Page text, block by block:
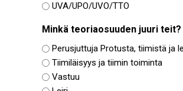
UVA/UPO/UVO/TTO
Minkä teoriaosuuden juuri teit?
Perusjuttuja Protusta, tiimistä ja
Tiimiläisyys ja tiimin toiminta
Vastuu